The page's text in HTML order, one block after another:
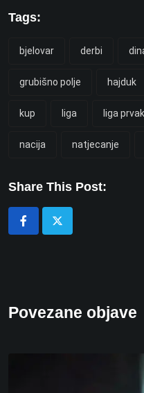
Tags:
bjelovar derbi
grubišno polje hajduk
kup liga liga
nacija natjecanje
Share This Post:
Povezane objave